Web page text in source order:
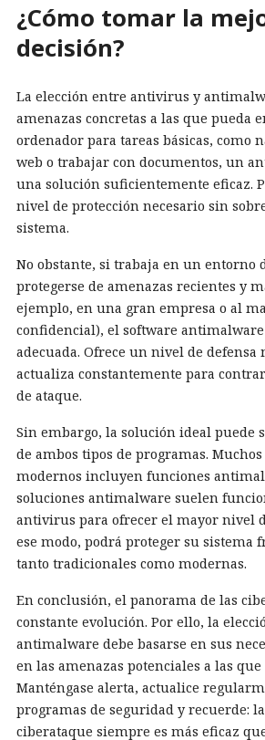
¿Cómo tomar la
decisión?
La elección entre antivirus y
amenazas concretas a las que pueda
ordenador para tareas básicas, como
web o trabajar con documentos, un
una solución suficientemente eficaz.
nivel de protección necesario sin
sistema.
No obstante, si trabaja en un entorno
protegerse de amenazas recientes y
ejemplo, en una gran empresa o al
confidencial), el software
adecuada. Ofrece un nivel de defensa
actualiza constantemente para
de ataque.
Sin embargo, la solución ideal puede
de ambos tipos de programas.
modernos incluyen funciones
soluciones antimalware suelen
antivirus para ofrecer el mayor nivel
ese modo, podrá proteger su sistema
tanto tradicionales como modernas.
En conclusión, el panorama de las
constante evolución. Por ello, la
antimalware debe basarse en sus
en las amenazas potenciales a las que
Manténgase alerta, actualice
programas de seguridad y recuerde:
ciberataque siempre es más eficaz